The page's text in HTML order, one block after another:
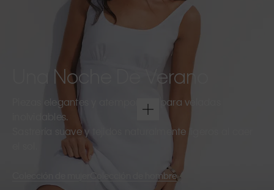
Una Noche De Verano
Piezas elegantes y atemporales para veladas
inolvidables.
Sastrería suave y tejidos naturalmente ligeros al caer
Colección de hombre